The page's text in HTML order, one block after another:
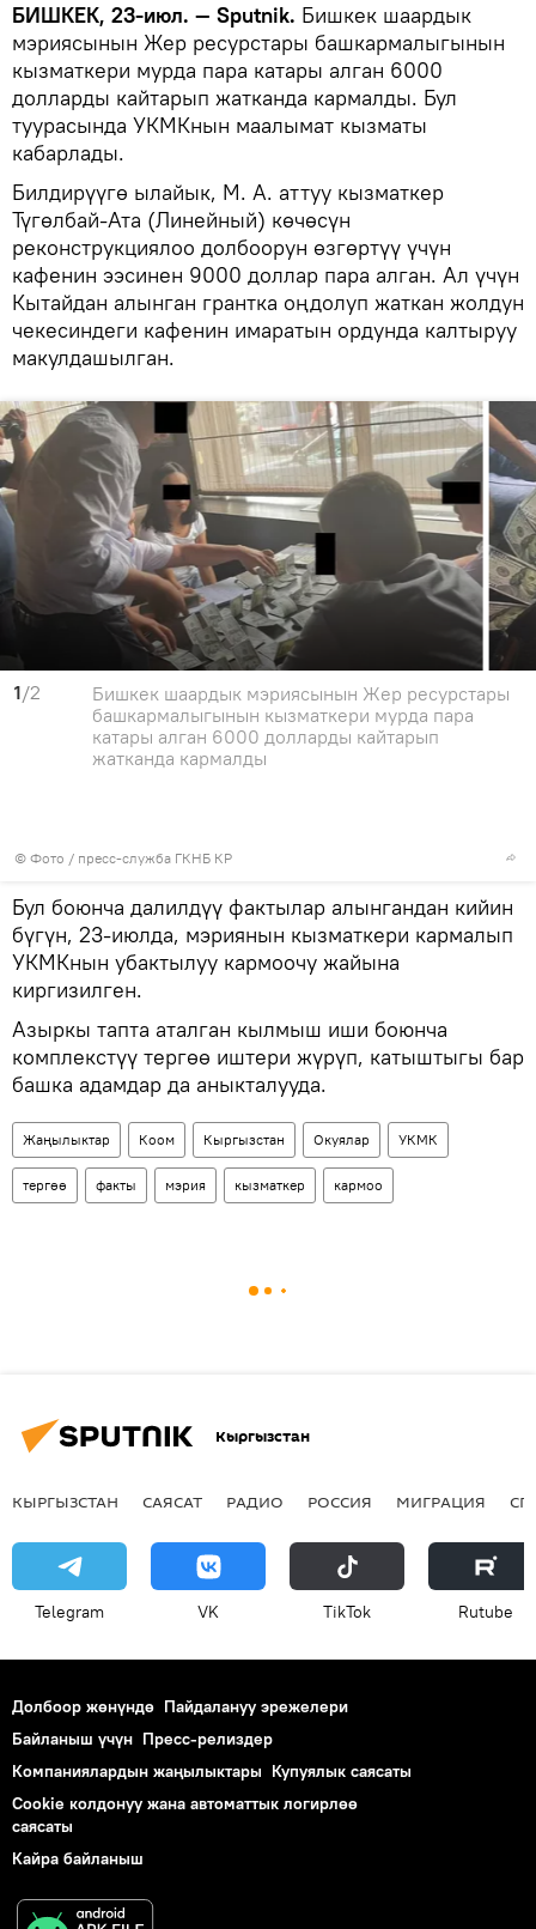
БИШКЕК, 23-июл. — Sputnik. Бишкек шаардык
мэриясынын Жер ресурстары башкармалыгынын
кызматкери мурда пара катары алган 6000
долларды кайтарып жатканда кармалды. Бул
туурасында УКМКнын маалымат кызматы
кабарлады.
Билдирүүгө ылайык, М. А. аттуу кызматкер
Түгөлбай-Ата (Линейный) көчөсүн
реконструкциялоо долбоорун өзгөртүү үчүн
кафенин ээсинен 9000 доллар пара алган. Ал үчүн
Кытайдан алынган грантка оңдолуп жаткан жолдун
чекесиндеги кафенин имаратын ордунда калтыруу
макулдашылган.
1/2
© Фото / пресс-служба ГКНБ КР
Бишкек шаардык мэриясынын Жер ресурстары
башкармалыгынын кызматкери мурда пара
катары алган 6000 долларды кайтарып
жатканда кармалды
Бул боюнча далилдүү фактылар алынгандан кийин
бүгүн, 23-июлда, мэриянын кызматкери кармалып
УКМКнын убактылуу кармоочу жайына
киргизилген.
Азыркы тапта аталган кылмыш иши боюнча
комплекстүү тергөө иштери жүрүп, катыштыгы бар
башка адамдар да аныкталууда.
Жаңылыктар Коом Кыргызстан Окуялар УКМК
тергөө факты мэрия кызматкер кармоо
Кыргызстан
КЫРГЫЗСТАН САЯСАТ РАДИО РОССИЯ МИГРАЦИЯ
Telegram VK ТikТоk Rutube
Долбоор жөнүндө Пайдалануу эрежелери
Байланыш үчүн Пресс-релиздер
Компаниялардын жаңылыктары Купуялык саясаты
Cookie колдонуу жана автоматтык логирлөө
саясаты
Кайра байланыш